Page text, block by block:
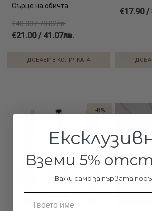
Сърце на обичта
€40.30 / 78.82лв.
€21.00 / 41.07лв.
ДОБАВИ В КОЛИЧКАТА
€17.90 /
-8%
Вземи 5%
Важи само за първата